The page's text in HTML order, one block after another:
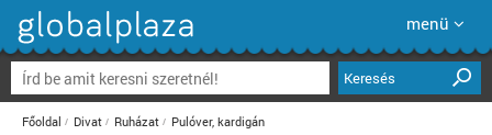
menü
Keresés
Főoldal Divat Ruházat Pulóver, kardigán